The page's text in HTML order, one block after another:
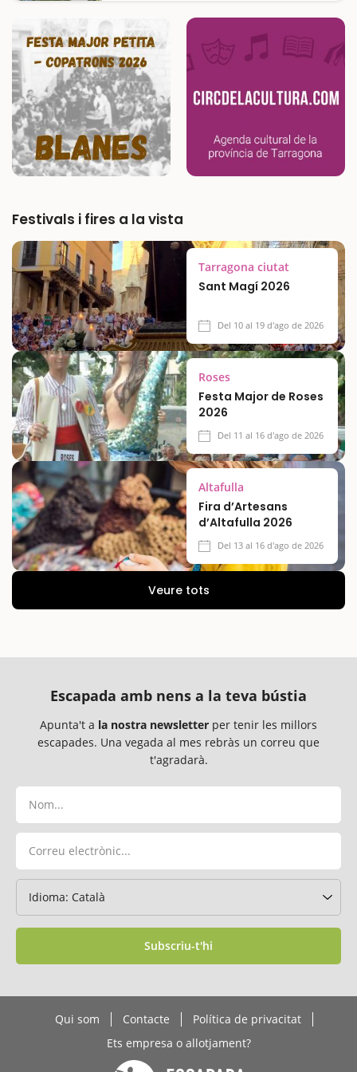
de vies de comunicació i poblacions
metropolitanes, emergeix un oasi de verdor
que els habitants de Sant Joan Despí,…
Festivals i fires a la vista
Tarragona ciutat
Sant Magí 2026
Del 10 al 19 d'ago de 2026
Roses
Festa Major de Roses
2026
Del 11 al 16 d'ago de 2026
Altafulla
Fira d’Artesans
d’Altafulla 2026
Del 13 al 16 d'ago de 2026
Veure tots
Escapada amb nens a la teva bústia
Apunta't a la nostra newsletter per tenir les millors
escapades. Una vegada al mes rebràs un correu que
t'agradarà.
Subscriu-t'hi
Qui som Contacte
Política de privacitat
Ets empresa o allotjament?